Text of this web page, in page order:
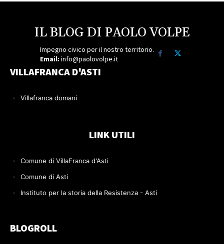
IL BLOG DI PAOLO VOLPE
Impegno civico per il nostro territorio.
Email: info@paolovolpe.it
VILLAFRANCA D'ASTI
Villafranca domani
LINK UTILI
Comune di VillaFranca d'Asti
Comune di Asti
Instituto per la storia della Resistenza - Asti
BLOGROLL